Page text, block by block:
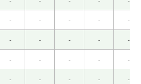
吧。( 男性 )
绍我很有意思的中国传统文
绳和福建省之间经常交流，我
，中国的，美国的，和冲绳自
- - - - -
- - - - -
- - - - -
- - - - -